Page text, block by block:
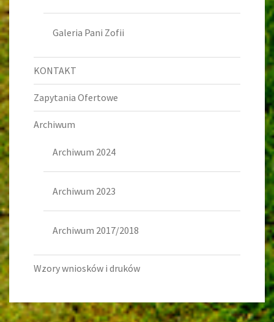
Galeria Pani Zofii
KONTAKT
Zapytania Ofertowe
Archiwum
Archiwum 2024
Archiwum 2023
Archiwum 2017/2018
Wzory wniosków i druków